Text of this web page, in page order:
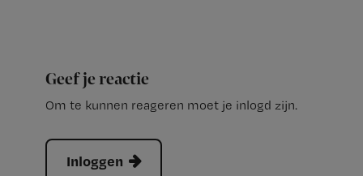
Geef je reactie
Om te kunnen reageren moet je inlogd zijn.
Inloggen